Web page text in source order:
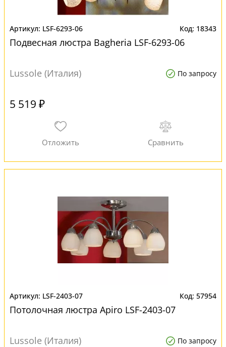
LSF-6293-06 18343
Подвесная люстра Bagheria LSF-6293-06
Lussole (Италия) По запросу
5 519 ₽
LSF-2403-07 57954
Потолочная люстра Apiro LSF-2403-07
Lussole (Италия) По запросу